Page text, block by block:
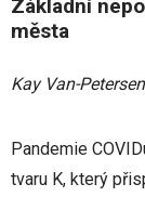
Základní
města
Kay Van-
Pandemie
tvaru K, který